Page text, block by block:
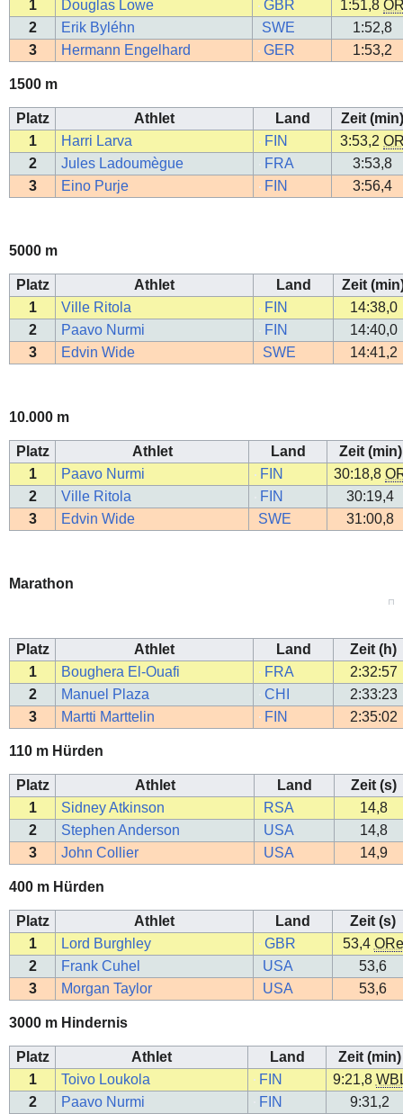
1 Douglas Lowe GBR 1:51,8
2
Erik Byléhn SWE
1:52,8
3
Hermann Engelhard GER 1:53,2
1500 m
Platz Athlet Land
Zeit (min)
1
Harri Larva FIN 3:53,2
2
Jules Ladoumègue FRA
3:53,8
3
Eino Purje FIN 3:56,4
5000 m
Platz Athlet Land
Zeit
1
Ville Ritola FIN
14:38,0
2
Paavo Nurmi FIN
14:40,0
3
Edvin Wide SWE 14:41,2
10.000 m
Platz Athlet Land
Zeit (min)
1
Paavo Nurmi FIN 30:18,8
2
Ville Ritola FIN
30:19,4
3
Edvin Wide SWE 31:00,8
Marathon
Platz Athlet Land
Zeit (h)
1
Boughera El-Ouafi FRA
2:32:57
2
Manuel Plaza CHI
2:33:23
3
Martti Marttelin FIN 2:35:02
110 m Hürden
Platz Athlet Land
Zeit (s)
1
Sidney Atkinson RSA
14,8
2
Stephen Anderson USA
14,8
3
John Collier USA 14,9
400 m Hürden
Platz Athlet Land
Zeit (s)
1
Lord Burghley GBR 53,4 ORe
2
Frank Cuhel USA
53,6
3
Morgan Taylor USA 53,6
3000 m Hindernis
Platz Athlet Land
Zeit (min)
1
Toivo Loukola FIN 9:21,8
2
Paavo Nurmi FIN
9:31,2